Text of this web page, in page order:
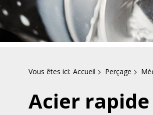
Vous êtes ici: Accueil Perçage
Acier rapide